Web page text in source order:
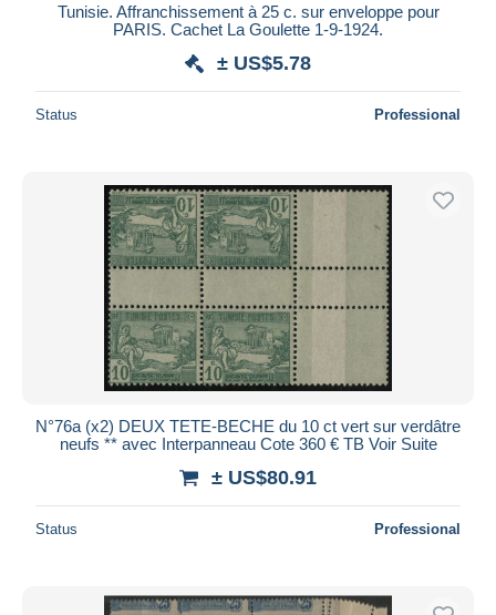
Tunisie. Affranchissement à 25 c. sur enveloppe pour
PARIS. Cachet La Goulette 1-9-1924.
± US$5.78
Status Professional
N°76a (x2) DEUX TETE-BECHE du 10 ct vert sur verdâtre
neufs ** avec Interpanneau Cote 360 € TB Voir Suite
± US$80.91
Status Professional